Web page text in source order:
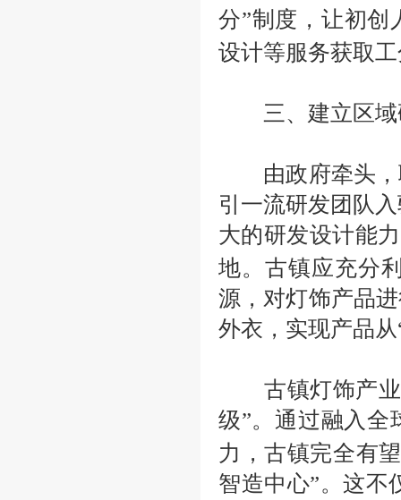
分”制度，让初创
设计等服务获取
三、建立区域
由政府牵头，
引一流研发团队
大的研发设计能
地。古镇应充分
源，对灯饰产品
外衣，实现产品
古镇灯饰产业
级”。通过融入全
力，古镇完全有
智造中心”。这不